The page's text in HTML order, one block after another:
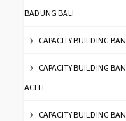
BADUNG BALI
CAPACITY BUILDING
CAPACITY BUILDING
ACEH
CAPACITY BUILDING